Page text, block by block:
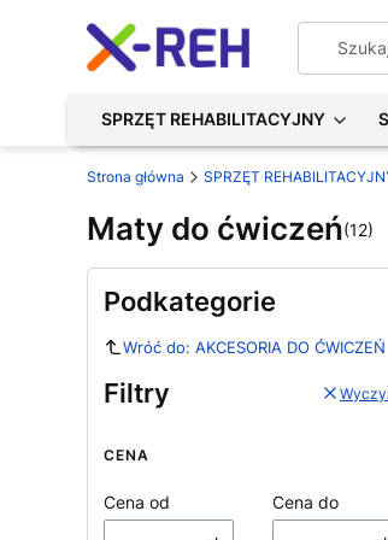
SPRZĘT REHABILITACYJNY
Strona główna SPRZĘT
Maty do ćwiczeń(12)
Podkategorie
Wróć do: AKCESORIA DO ĆWICZEŃ
Filtry
CENA
Cena od
Cena do